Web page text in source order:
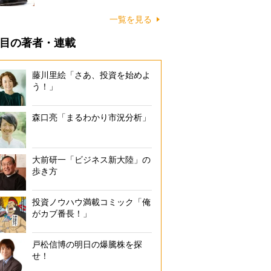
一覧を見る
の著者・連載
藤川里絵「さあ、投資を始めよ
う！」
森口亮「まるわかり市況分析」
大前研一「ビジネス新大陸」の
歩き方
投資ノウハウ満載コミック「俺
がカブ番長！」
戸松信博の明日の爆騰株を探
せ！